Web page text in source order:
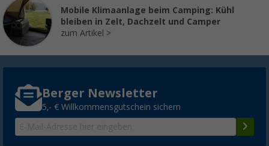
Mobile Klimaanlage beim Camping: Kühl
bleiben in Zelt, Dachzelt und Camper
zum Artikel
Berger Newsletter
5,- € Willkommensgutschein sichern